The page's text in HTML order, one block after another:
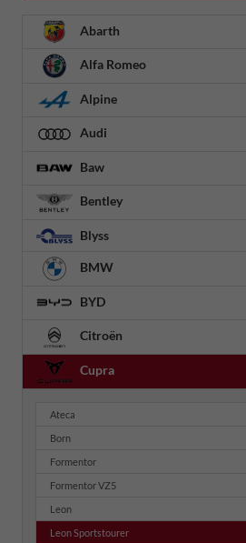
Abarth
Alfa Romeo
Alpine
Audi
Baw
Bentley
Blyss
BMW
BYD
Citroën
Cupra
Ateca
Born
Formentor
Formentor VZ5
Leon
Leon Sportstourer